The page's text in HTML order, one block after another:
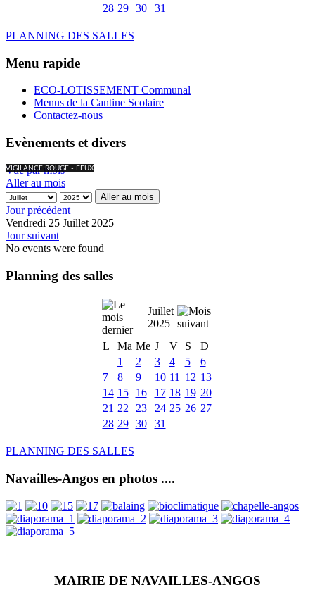
28 29 30 31
PLANNING DES SALLES
Menu rapide
ECO-LOTISSEMENT Communal
Menus de la Cantine Scolaire
Contactez-nous
Evènements et divers
VIGILANCE ROUGE - FEUX
Vue par mois
Aller au mois
Aller au mois
Jour précédent
Vendredi 25 Juillet 2025
Jour suivant
No events were found
Planning des salles
Juillet
2025
L
Ma Me J V S
D
1
2 3 4 5
6
7
8 9 10 11 12 13
14 15 16 17 18 19 20
21 22 23 24 25 26 27
28 29 30 31
PLANNING DES SALLES
Navailles-Angos en photos ....
MAIRIE DE NAVAILLES-ANGOS